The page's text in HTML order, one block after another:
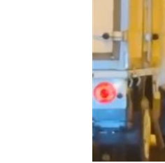
商場戰國來
「拍片人的
8國球員齊
理想混蛋號